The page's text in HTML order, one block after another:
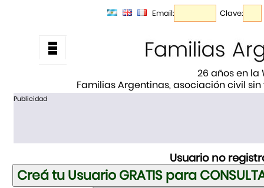
Email: Clave:
26 años en la
Familias Argentinas, asociación civil
Publicidad
Usuario no